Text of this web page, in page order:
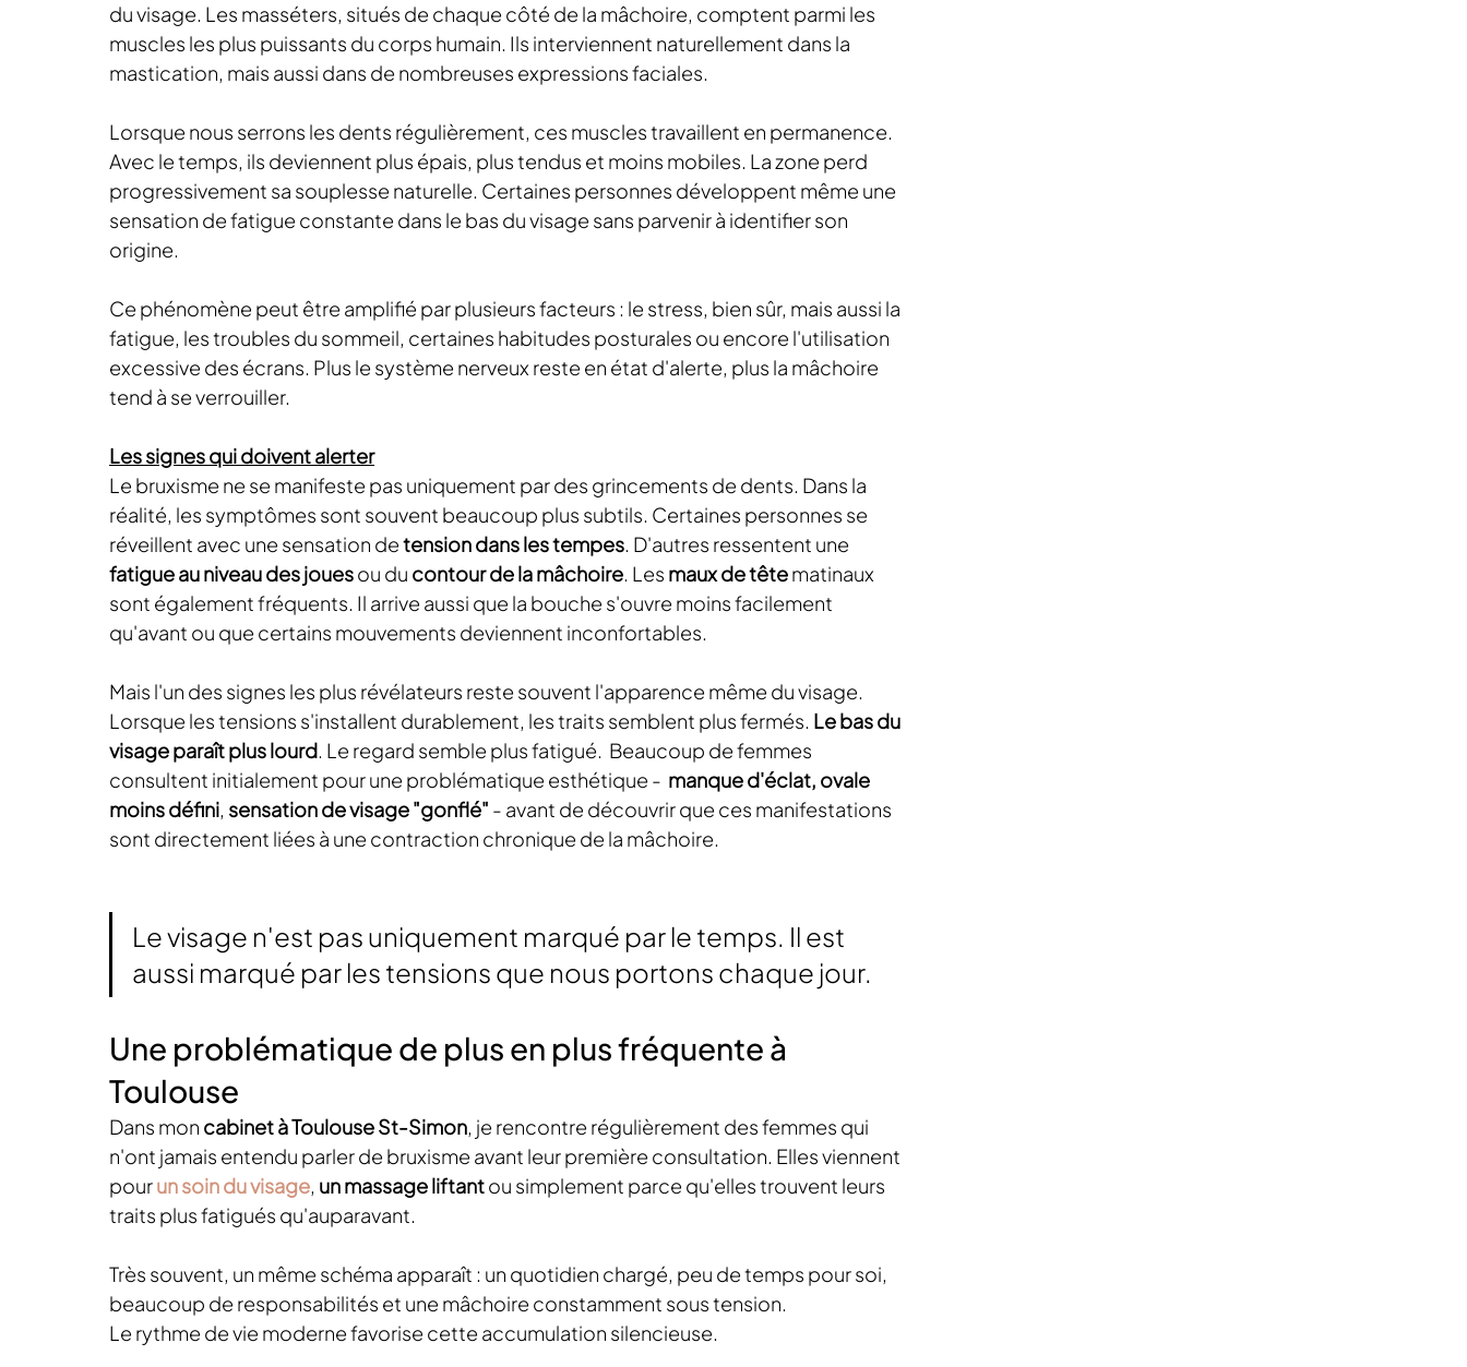
du visage. Les masséters, situés de chaque côté de la mâchoire, comptent parmi les
muscles les plus puissants du corps humain. Ils interviennent naturellement dans la
mastication, mais aussi dans de nombreuses expressions faciales.
Lorsque nous serrons les dents régulièrement, ces muscles travaillent en permanence.
Avec le temps, ils deviennent plus épais, plus tendus et moins mobiles. La zone perd
progressivement sa souplesse naturelle. Certaines personnes développent même une
sensation de fatigue constante dans le bas du visage sans parvenir à identifier son
origine.
Ce phénomène peut être amplifié par plusieurs facteurs : le stress, bien sûr, mais aussi la
fatigue, les troubles du sommeil, certaines habitudes posturales ou encore l'utilisation
excessive des écrans. Plus le système nerveux reste en état d'alerte, plus la mâchoire
tend à se verrouiller.
Les signes qui doivent alerter
Le bruxisme ne se manifeste pas uniquement par des grincements de dents. Dans la
réalité, les symptômes sont souvent beaucoup plus subtils. Certaines personnes se
réveillent avec une sensation de tension dans les tempes. D'autres ressentent une
fatigue au niveau des joues ou du contour de la mâchoire. Les maux de tête matinaux
sont également fréquents. Il arrive aussi que la bouche s'ouvre moins facilement
qu'avant ou que certains mouvements deviennent inconfortables.
Mais l'un des signes les plus révélateurs reste souvent l'apparence même du visage.
Lorsque les tensions s'installent durablement, les traits semblent plus fermés. Le bas du
visage paraît plus lourd. Le regard semble plus fatigué.  Beaucoup de femmes
consultent initialement pour une problématique esthétique - manque d'éclat, ovale
moins défini, sensation de visage "gonflé" - avant de découvrir que ces manifestations
sont directement liées à une contraction chronique de la mâchoire.
Le visage n'est pas uniquement marqué par le temps. Il est
aussi marqué par les tensions que nous portons chaque jour.
Une problématique de plus en plus fréquente à
Toulouse
Dans mon cabinet à Toulouse St-Simon, je rencontre régulièrement des femmes qui
n'ont jamais entendu parler de bruxisme avant leur première consultation. Elles viennent
pour un soin du visage, un massage liftant ou simplement parce qu'elles trouvent leurs
traits plus fatigués qu'auparavant.
Très souvent, un même schéma apparaît : un quotidien chargé, peu de temps pour soi,
beaucoup de responsabilités et une mâchoire constamment sous tension.
Le rythme de vie moderne favorise cette accumulation silencieuse.